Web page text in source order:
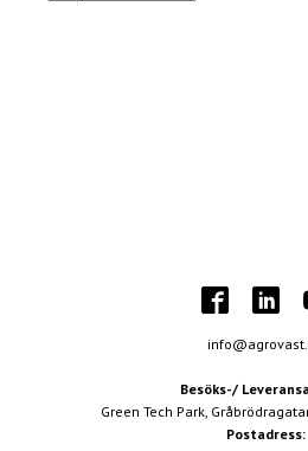
Besöks-/
Green Tech Park,
Postadress: